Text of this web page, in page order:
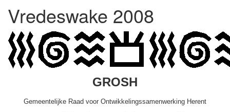
Vredeswake 2008
GROSH
Gemeentelijke Raad voor Ontwikkelingssamenwerking Herent